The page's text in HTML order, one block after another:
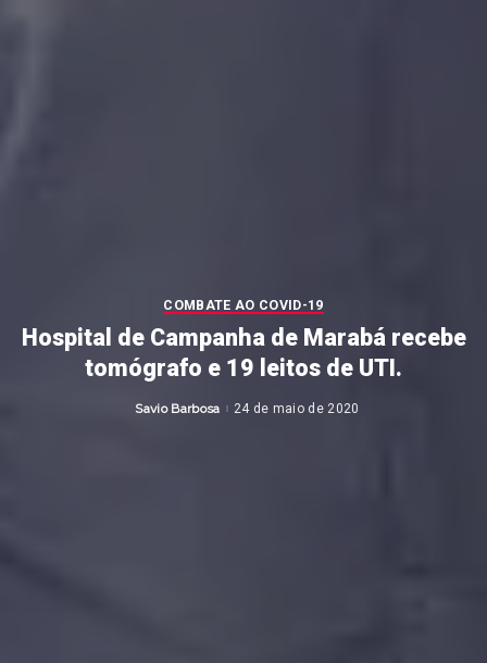
COMBATE AO COVID-19
Hospital de Campanha de Marabá recebe
tomógrafo e 19 leitos de UTI.
Posted
Savio Barbosa 24 de maio de 2020